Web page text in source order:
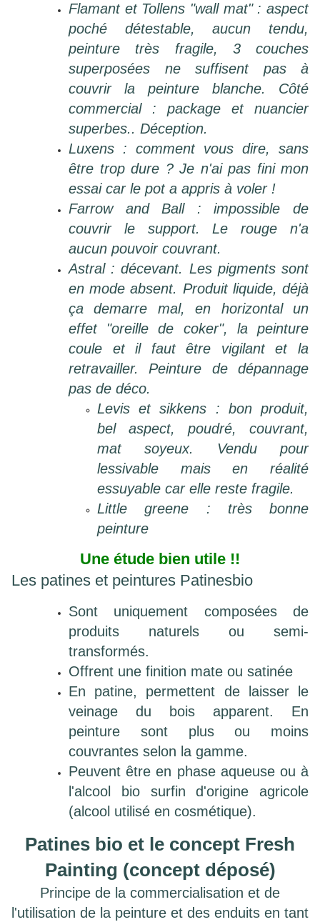
Flamant et Tollens "wall mat" : aspect
poché détestable, aucun tendu,
peinture très fragile, 3 couches
superposées ne suffisent pas à
couvrir la peinture blanche. Côté
commercial : package et nuancier
superbes.. Déception.
Luxens : comment vous dire, sans
être trop dure ? Je n'ai pas fini mon
essai car le pot a appris à voler !
Farrow and Ball : impossible de
couvrir le support. Le rouge n'a
aucun pouvoir couvrant.
Astral : décevant. Les pigments sont
en mode absent. Produit liquide, déjà
ça demarre mal, en horizontal un
effet "oreille de coker", la peinture
coule et il faut être vigilant et la
retravailler. Peinture de dépannage
pas de déco.
Levis et sikkens : bon produit,
bel aspect, poudré, couvrant,
mat soyeux. Vendu pour
lessivable mais en réalité
essuyable car elle reste fragile.
Little greene : très bonne
peinture
Une étude bien utile !!
Les patines et peintures Patinesbio
Sont uniquement composées de
produits naturels ou semi-
transformés.
Offrent une finition mate ou satinée
En patine, permettent de laisser le
veinage du bois apparent. En
peinture sont plus ou moins
couvrantes selon la gamme.
Peuvent être en phase aqueuse ou à
l'alcool bio surfin d'origine agricole
(alcool utilisé en cosmétique).
Patines bio et le concept Fresh
Painting (concept déposé)
Principe de la commercialisation et de
l'utilisation de la peinture et des enduits en tant